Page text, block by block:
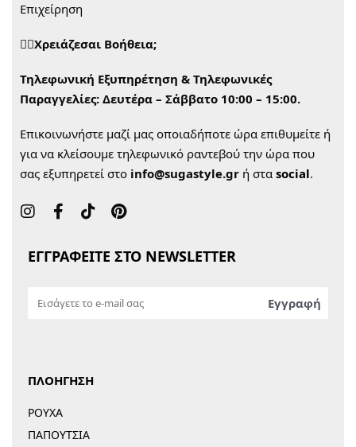
Επιχείρηση
🙋‍♀️Χρειάζεσαι Βοήθεια;
Τηλεφωνική Εξυπηρέτηση & Τηλεφωνικές
Παραγγελίες: Δευτέρα – Σάββατο 10:00 – 15:00.
Επικοινωνήστε μαζί μας οποιαδήποτε ώρα επιθυμείτε ή
για να κλείσουμε τηλεφωνικό ραντεβού την ώρα που
σας εξυπηρετεί στο info@sugastyle.gr ή στα social.
ΕΓΓΡΑΦΕΙΤΕ ΣΤΟ NEWSLETTER
ΠΛΟΗΓΗΣΗ
ΡΟΥΧΑ
ΠΑΠΟΥΤΣΙΑ